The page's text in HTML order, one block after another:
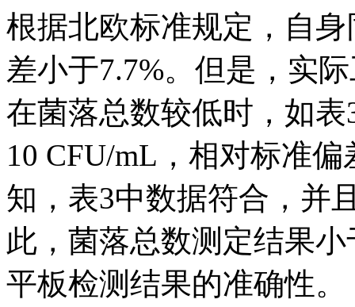
根据北欧标准规定，自
差小于7.7%。但是，实
在菌落总数较低时，如
10 CFU/mL，相对标准
知，表3中数据符合，并
此，菌落总数测定结果
平板检测结果的准确性。